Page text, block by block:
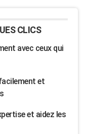
CLICS
avec ceux qui
et
et aidez les